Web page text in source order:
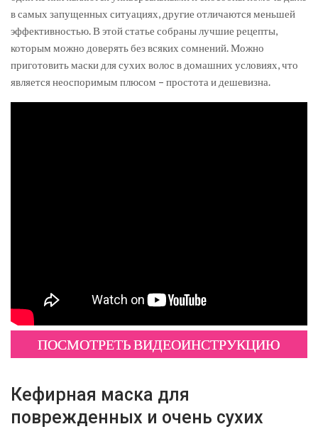
в самых запущенных ситуациях, другие отличаются меньшей
эффективностью. В этой статье собраны лучшие рецепты,
которым можно доверять без всяких сомнений. Можно
приготовить маски для сухих волос в домашних условиях, что
является неоспоримым плюсом – простота и дешевизна.
ПОСМОТРЕТЬ ВИДЕОИНСТРУКЦИЮ
Кефирная маска для
поврежденных и очень сухих